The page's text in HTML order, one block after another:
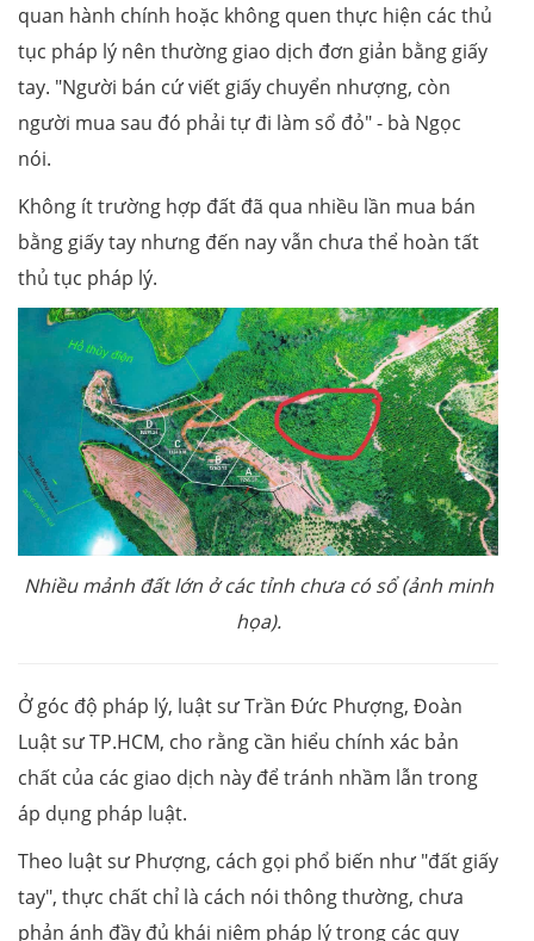
quan hành chính hoặc không quen thực hiện các thủ
tục pháp lý nên thường giao dịch đơn giản bằng giấy
tay. "Người bán cứ viết giấy chuyển nhượng, còn
người mua sau đó phải tự đi làm sổ đỏ" - bà Ngọc
nói.
Không ít trường hợp đất đã qua nhiều lần mua bán
bằng giấy tay nhưng đến nay vẫn chưa thể hoàn tất
thủ tục pháp lý.
Nhiều mảnh đất lớn ở các tỉnh chưa có sổ (ảnh minh
họa).
Ở góc độ pháp lý, luật sư Trần Đức Phượng, Đoàn
Luật sư TP.HCM, cho rằng cần hiểu chính xác bản
chất của các giao dịch này để tránh nhầm lẫn trong
áp dụng pháp luật.
Theo luật sư Phượng, cách gọi phổ biến như "đất giấy
tay", thực chất chỉ là cách nói thông thường, chưa
phản ánh đầy đủ khái niệm pháp lý trong các quy